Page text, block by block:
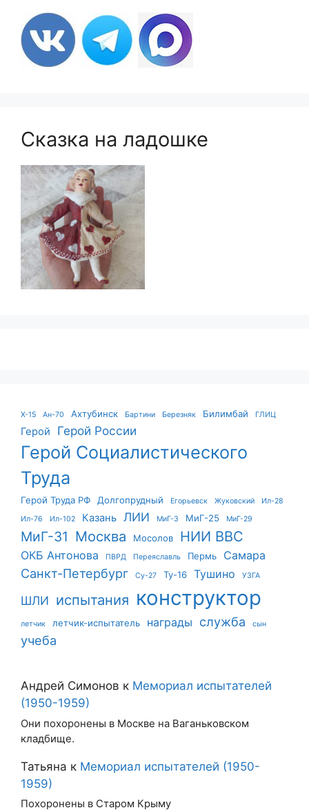
Сказка на ладошке
X-15 Ан-70 Ахтубинск Бартини Березняк Билимбай ГЛИЦ
Герой Герой России
Герой Социалистического
Труда
Герой Труда РФ Долгопрудный Егорьевск Жуковский
Ил-28
Ил-76
Ил-102 Казань ЛИИ МиГ-3 МиГ-25 МиГ-29
МиГ-31 Москва Мосолов НИИ ВВС
ОКБ Антонова ПВРД Переяславль Пермь Самара
Санкт-Петербург Су-27 Ту-16 Тушино УЗГА
ШЛИ испытания конструктор
летчик летчик-испытатель награды служба сын
учеба
Андрей Симонов к Мемориал испытателей
(1950-1959)
Они похоронены в Москве на Ваганьковском
кладбище.
Татьяна к Мемориал испытателей (1950-
1959)
Похоронены в Старом Крыму